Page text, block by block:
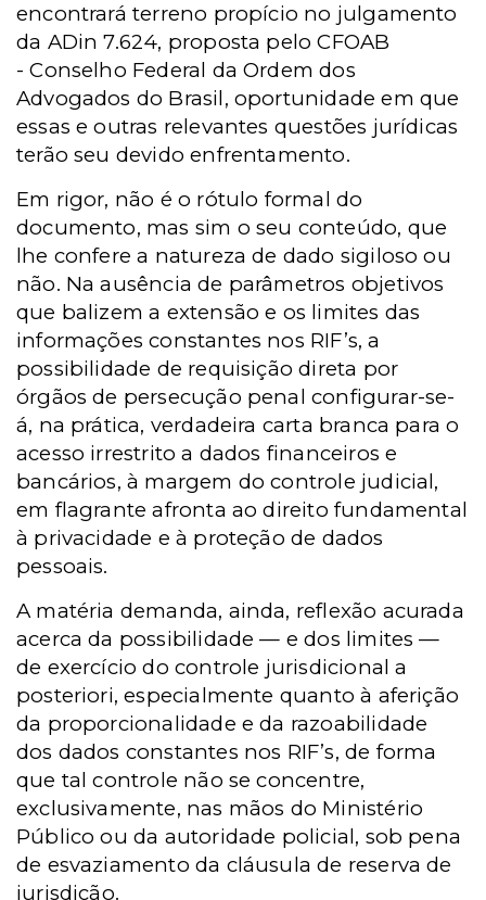
encontrará terreno propício no julgamento
da ADin 7.624, proposta peloCFOAB
- Conselho Federal da Ordem dos
Advogados do Brasil, oportunidade em que
essas e outras relevantes questões jurídicas
terão seu devido enfrentamento.
Em rigor, não é o rótulo formal do
documento, mas sim o seu conteúdo, que
lhe confere a natureza de dado sigiloso ou
não. Na ausência de parâmetros objetivos
que balizem a extensão e os limites das
informações constantes nos RIF’s, a
possibilidade de requisição direta por
órgãos de persecução penal configurar-se-
á, na prática, verdadeira carta branca para o
acesso irrestrito a dados financeiros e
bancários, à margem do controle judicial,
em flagrante afronta ao direito fundamental
à privacidade e à proteção de dados
pessoais.
A matéria demanda, ainda, reflexão acurada
acerca da possibilidade — e dos limites —
de exercício do controle jurisdicional a
posteriori, especialmente quanto à aferição
da proporcionalidade e da razoabilidade
dos dados constantes nos RIF’s, de forma
que tal controle não se concentre,
exclusivamente, nas mãos do Ministério
Público ou da autoridade policial, sob pena
de esvaziamento da cláusula de reserva de
jurisdição.